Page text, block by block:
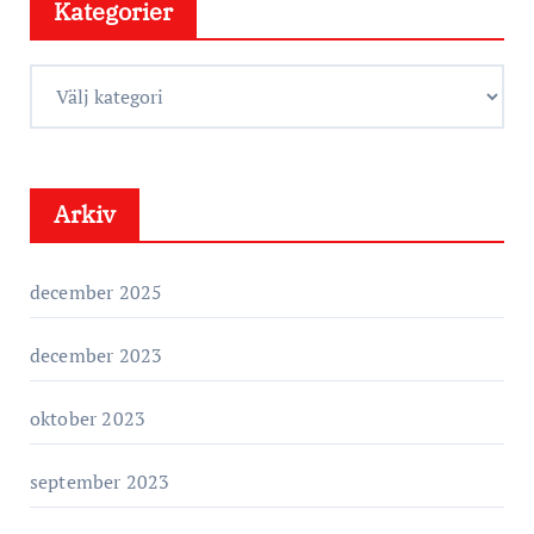
Kategorier
o
i
e
r
Arkiv
december 2025
december 2023
oktober 2023
september 2023